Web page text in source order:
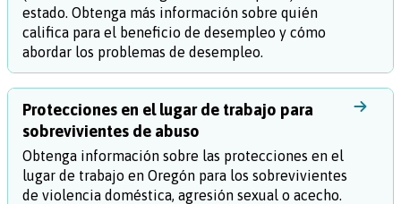
estado. Obtenga más información sobre quién
califica para el beneficio de desempleo y cómo
abordar los problemas de desempleo.
Protecciones en el lugar de trabajo para
sobrevivientes de abuso
Obtenga información sobre las protecciones en el
lugar de trabajo en Oregón para los sobrevivientes
de violencia doméstica, agresión sexual o acecho.